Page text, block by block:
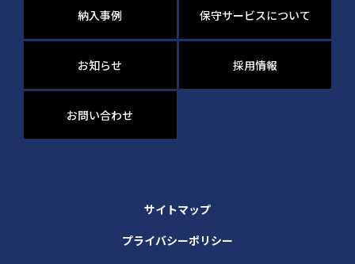
納入事例 保守サービスについて
お知らせ 採用情報
お問い合わせ
サイトマップ
プライバシーポリシー